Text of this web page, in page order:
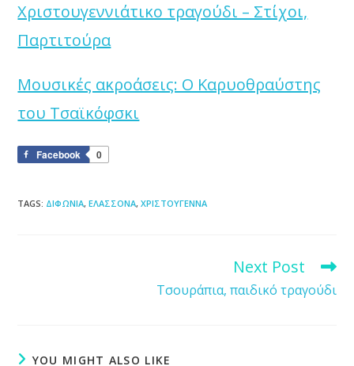
Χριστουγεννιάτικο τραγούδι – Στίχοι,
Παρτιτούρα
Μουσικές ακροάσεις: Ο Καρυοθραύστης
του Τσαϊκόφσκι
Facebook 0
TAGS: ΔΙΦΩΝΙΑ, ΕΛΑΣΣΟΝΑ, ΧΡΙΣΤΟΥΓΕΝΝΑ
Next Post
Τσουράπια, παιδικό τραγούδι
YOU MIGHT ALSO LIKE